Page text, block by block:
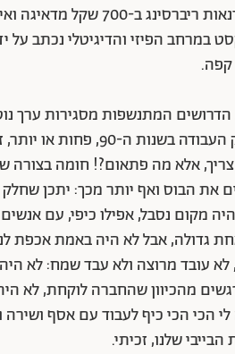
דולר לבין סדנאות
במרחב הפיזי והדיגיטלי נכתב על
קפה.
המתנשפות מסגירות ערך
שנכנסו לשוק העבודה
אלא מה פתאום?! חומה בצורה
את הבוס ואף יותר מכך: יתכן
מקום נסבל, אפילו כיפי, עם
גדולה, אבל לא היה באמת אכפת
לא עובד מרוצה ולא עבד שמח: לא
מהכיוון שהחברה לוקחת, לא
הכי הכי כיף לעבוד עם אסף ושירה
שלנו, זכיתי.